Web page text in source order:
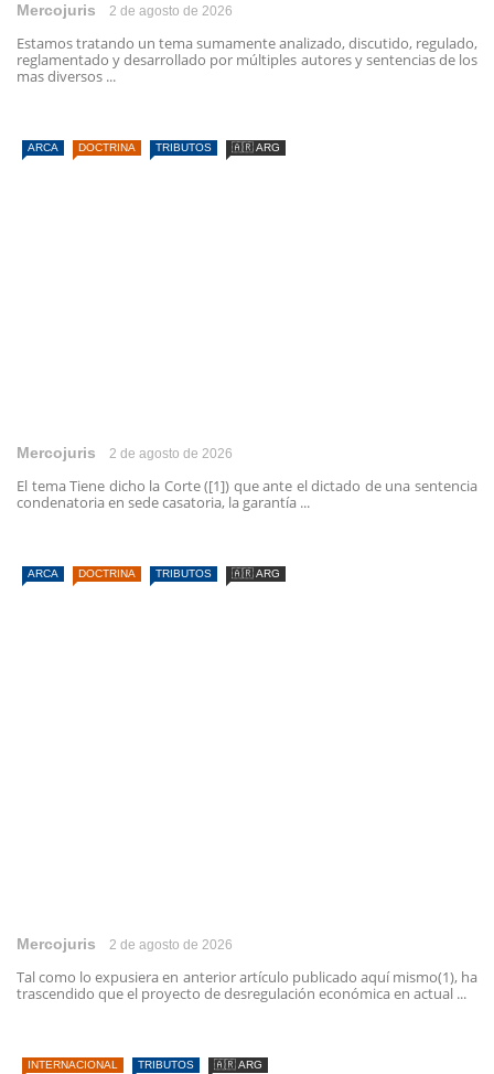
Mercojuris 2 de agosto de 2026
Estamos tratando un tema sumamente analizado, discutido, regulado,
reglamentado y desarrollado por múltiples autores y sentencias de los
mas diversos ...
ARCA DOCTRINA TRIBUTOS 🇦🇷 ARG
Mercojuris 2 de agosto de 2026
El tema Tiene dicho la Corte ([1]) que ante el dictado de una sentencia
condenatoria en sede casatoria, la garantía ...
ARCA DOCTRINA TRIBUTOS 🇦🇷 ARG
Mercojuris 2 de agosto de 2026
Tal como lo expusiera en anterior artículo publicado aquí mismo(1), ha
trascendido que el proyecto de desregulación económica en actual ...
INTERNACIONAL TRIBUTOS 🇦🇷 ARG